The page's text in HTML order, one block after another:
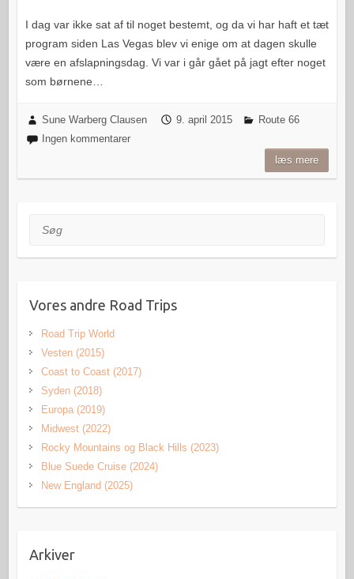
I dag var ikke sat af til noget bestemt, og da vi har haft et tæt
program siden Las Vegas blev vi enige om at dagen skulle
være en afslapningsdag. Vi var i går gået på jagt efter noget
som børnene…
Sune Warberg Clausen 9. april 2015
Route 66
Ingen kommentarer
læs mere
Søg
Vores andre Road Trips
Road Trip World
Vesten (2015)
Coast to Coast (2017)
Syden (2018)
Europa (2019)
Midwest (2022)
Rocky Mountains og Black Hills (2023)
Blue Suede Cruise (2024)
New England (2025)
Arkiver